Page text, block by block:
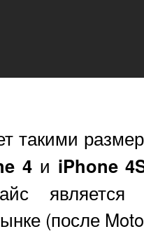
такими
4 и iPhone
(после